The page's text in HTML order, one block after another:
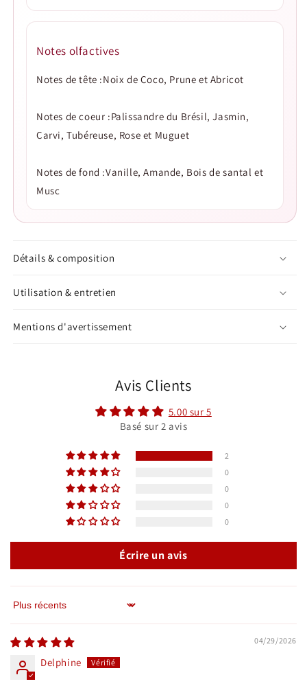
Notes olfactives
Notes de tête :Noix de Coco, Prune et Abricot
Notes de coeur :Palissandre du Brésil, Jasmin,
Carvi, Tubéreuse, Rose et Muguet
Notes de fond :Vanille, Amande, Bois de santal et
Musc
Détails & composition
Utilisation & entretien
Mentions d'avertissement
Avis Clients
5.00 sur 5
Basé sur 2 avis
2
0
0
0
0
Écrire un avis
Sort by
04/29/2026
Delphine